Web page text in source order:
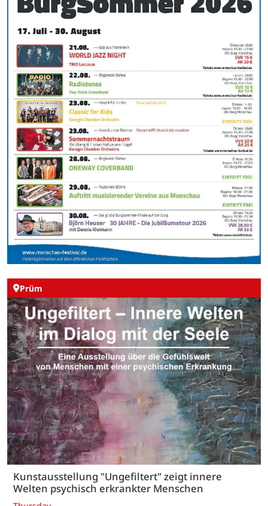
Prüm
Kunstausstellung "Ungefiltert" zeigt innere
Welten psychisch erkrankter Menschen